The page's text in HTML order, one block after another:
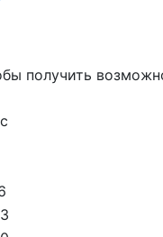
получить